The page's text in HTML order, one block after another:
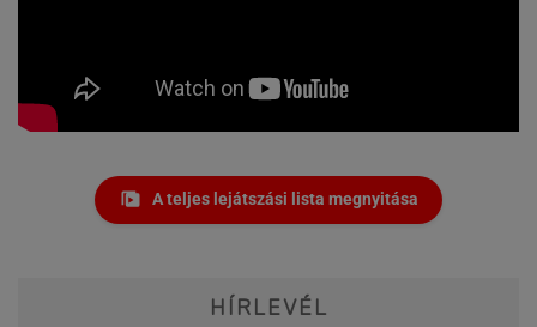
A teljes lejátszási lista megnyitása
HÍRLEVÉL